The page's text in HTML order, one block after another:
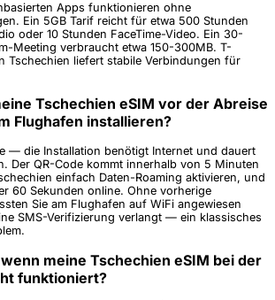
Apps funktionieren ohne
Ein 5GB Tarif reicht für etwa 500 Stunden
oder 10 Stunden FaceTime-Video. Ein 30-
Meeting verbraucht etwa 150-300MB. T-
Tschechien liefert stabile Verbindungen für
Tschechien eSIM vor der Abreise
Flughafen installieren?
— die Installation benötigt Internet und dauert
Der QR-Code kommt innerhalb von 5 Minuten
einfach Daten-Roaming aktivieren, und
60 Sekunden online. Ohne vorherige
Sie am Flughafen auf WiFi angewiesen
SMS-Verifizierung verlangt — ein klassisches
meine Tschechien eSIM bei der
funktioniert?